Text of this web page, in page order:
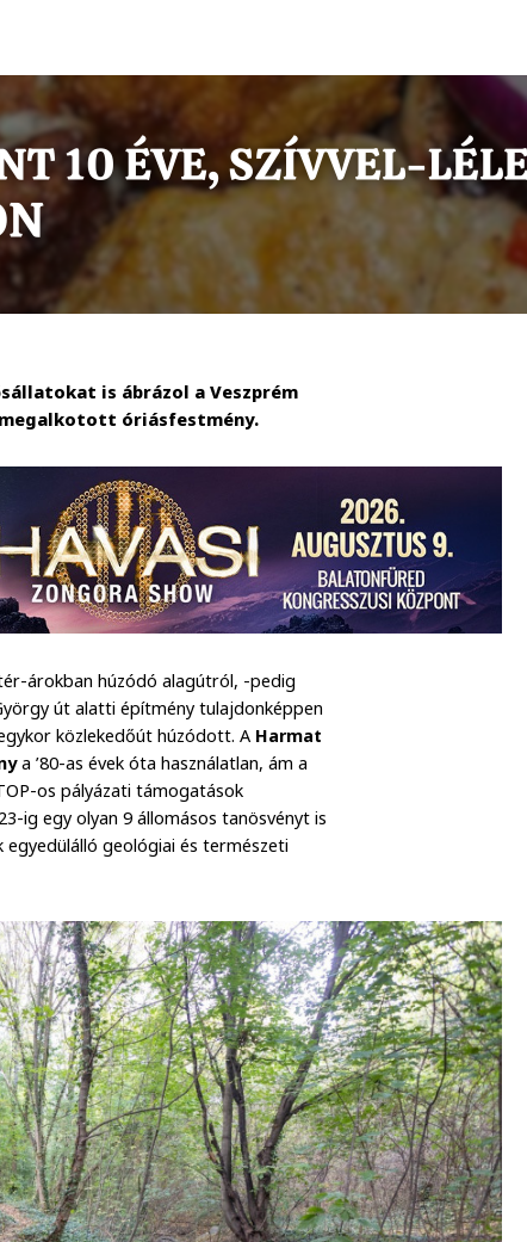
is ábrázol a Veszprém
megalkotott óriásfestmény.
árokban húzódó alagútról, -pedig
út alatti építmény tulajdonképpen
közlekedőút húzódott. A Harmat
a ’80-as évek óta használatlan, ám a
os pályázati támogatások
ig egy olyan 9 állomásos tanösvényt is
geológiai és természeti